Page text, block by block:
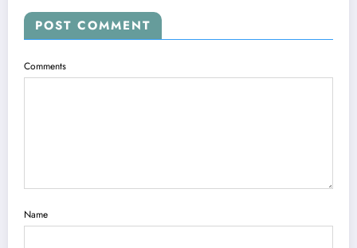
POST COMMENT
Comments
Name